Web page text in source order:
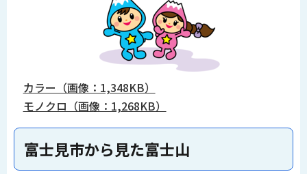
カラー（画像：1,348KB）
モノクロ（画像：1,268KB）
富士見市から見た富士山